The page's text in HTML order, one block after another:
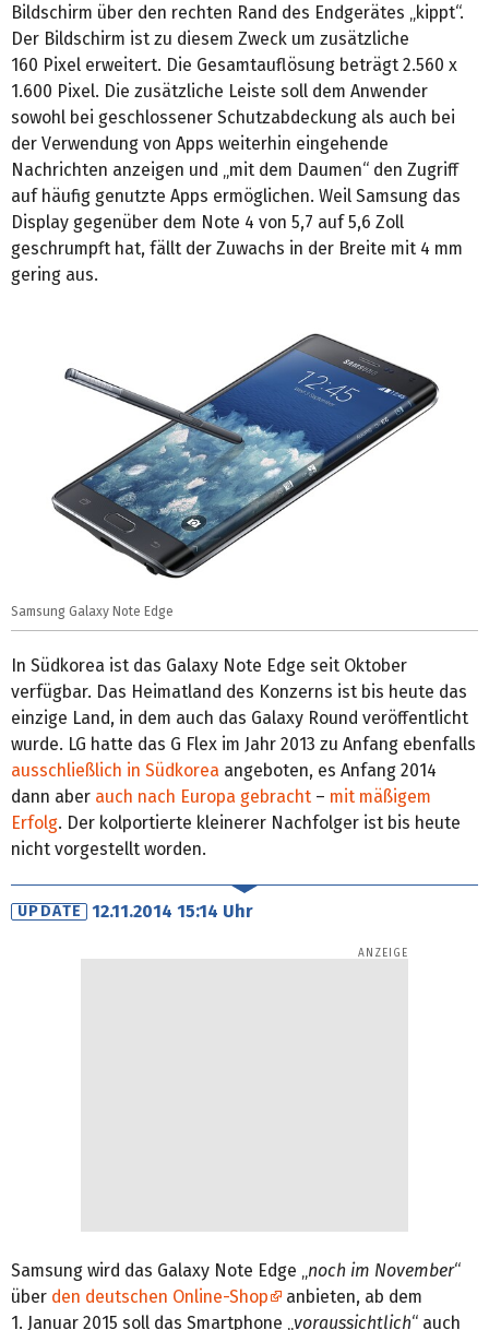
Bildschirm über den rechten Rand des Endgerätes „kippt“.
Der Bildschirm ist zu diesem Zweck um zusätzliche
160 Pixel erweitert. Die Gesamtauflösung beträgt 2.560 x
1.600 Pixel. Die zusätzliche Leiste soll dem Anwender
sowohl bei geschlossener Schutzabdeckung als auch bei
der Verwendung von Apps weiterhin eingehende
Nachrichten anzeigen und „mit dem Daumen“ den Zugriff
auf häufig genutzte Apps ermöglichen. Weil Samsung das
Display gegenüber dem Note 4 von 5,7 auf 5,6 Zoll
geschrumpft hat, fällt der Zuwachs in der Breite mit 4 mm
gering aus.
Samsung Galaxy Note Edge
In Südkorea ist das Galaxy Note Edge seit Oktober
verfügbar. Das Heimatland des Konzerns ist bis heute das
einzige Land, in dem auch das Galaxy Round veröffentlicht
wurde. LG hatte das G Flex im Jahr 2013 zu Anfang ebenfalls
ausschließlich in Südkorea angeboten, es Anfang 2014
dann aber auch nach Europa gebracht – mit mäßigem
Erfolg. Der kolportierte kleinerer Nachfolger ist bis heute
nicht vorgestellt worden.
UPDATE 12.11.2014 15:14 Uhr
Samsung wird das Galaxy Note Edge „noch im November“
über den deutschen Online-Shop
anbieten, ab dem
1. Januar 2015 soll das Smartphone „voraussichtlich“ auch